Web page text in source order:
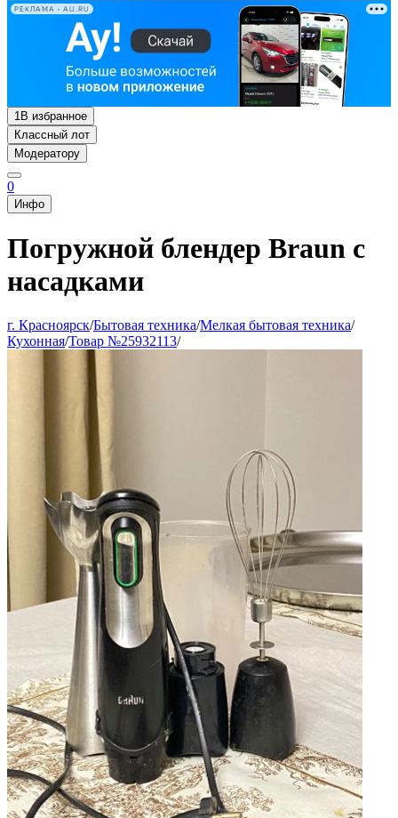
РЕКЛАМА • AU.RU
1В избранное
Классный лот
Модератору
0
Инфо
Погружной блендер Braun с
насадками
г. Красноярск/Бытовая техника/Мелкая бытовая техника/
Кухонная/Товар №25932113/